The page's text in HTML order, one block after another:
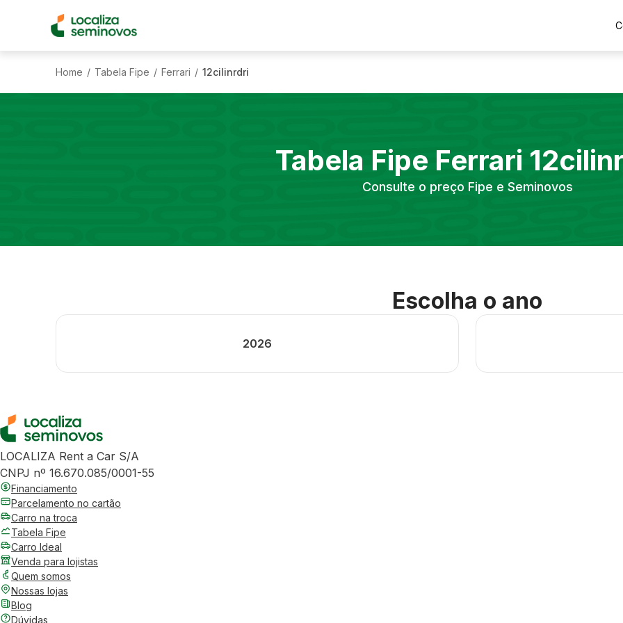
Home / Tabela Fipe / Ferrari / 12cilinrdri
Tabela Fipe Ferrari
Consulte o preço Fipe e Seminovos
Escolha o ano
2026
LOCALIZA Rent a Car S/A
CNPJ nº 16.670.085/0001-55
Financiamento
Parcelamento no cartão
Carro na troca
Tabela Fipe
Carro Ideal
Venda para lojistas
Quem somos
Nossas lojas
Blog
Dúvidas